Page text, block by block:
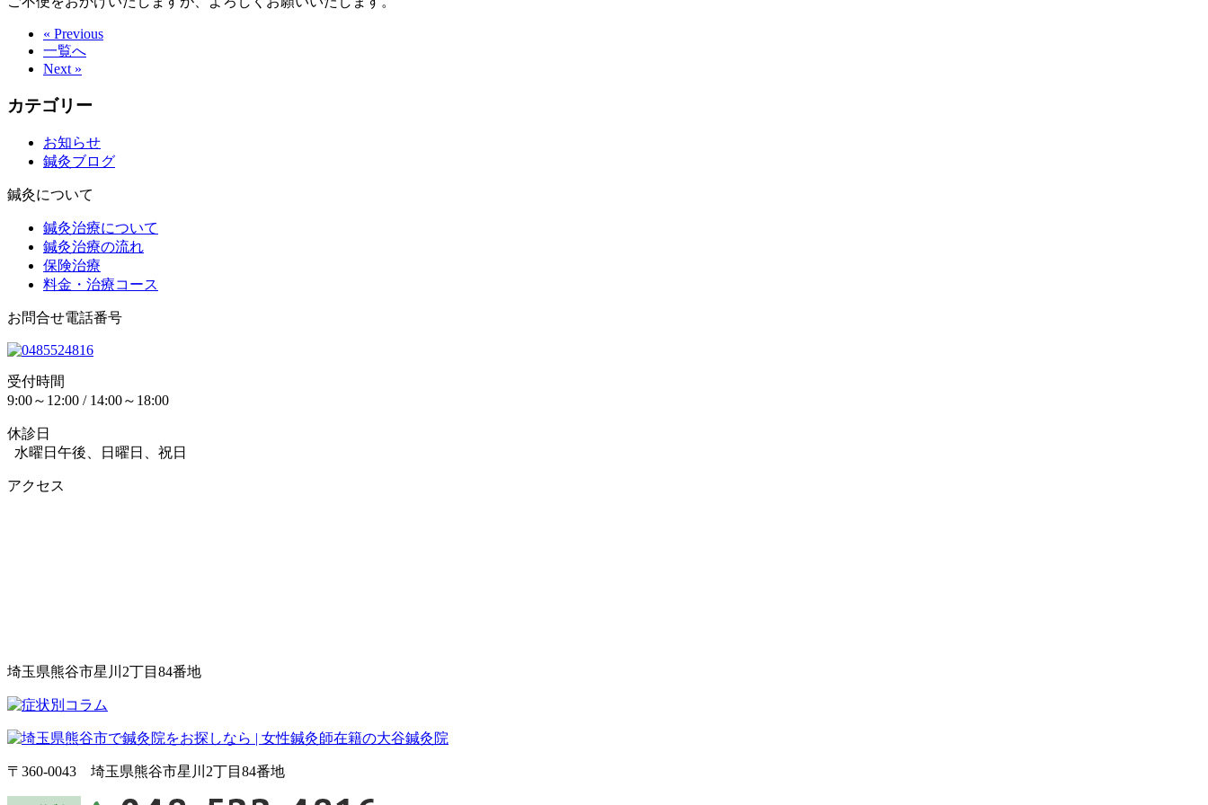
« Previous
一覧へ
Next »
カテゴリー
お知らせ
鍼灸ブログ
鍼灸について
鍼灸治療について
鍼灸治療の流れ
保険治療
料金・治療コース
お問合せ電話番号
受付時間
9:00～12:00 / 14:00～18:00
休診日
水曜日午後、日曜日、祝日
アクセス
埼玉県熊谷市星川2丁目84番地
〒360-0043 埼玉県熊谷市星川2丁目84番地